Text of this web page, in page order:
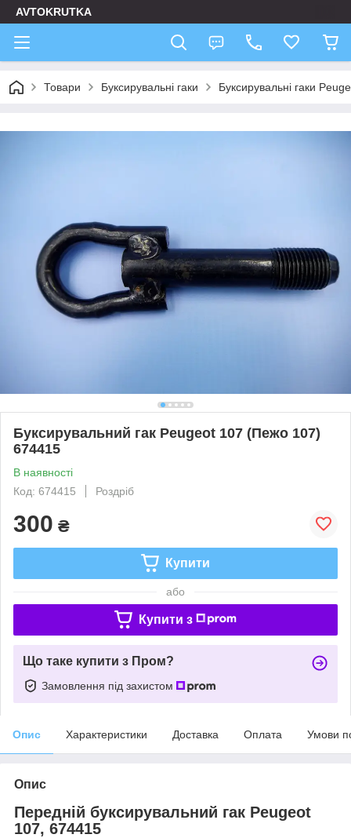
AVTOKRUTKA
Товари Буксирувальні гаки Буксирувальні гаки
Буксирувальний гак Peugeot 107 (Пежо 107)
674415
В наявності
Код: 674415
Роздріб
300 ₴
Купити
або
Купити з
Що таке купити з Пром?
Замовлення під захистом
Опис Характеристики Доставка Оплата Умови
Опис
Передній буксирувальний гак Peugeot
107, 674415